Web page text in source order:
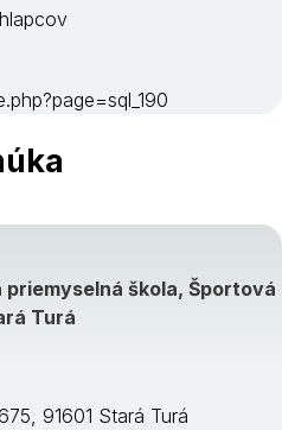
priemyselná škola, Športová
Turá
91601 Stará Turá